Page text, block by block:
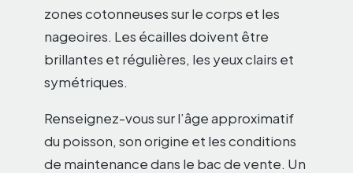
zones cotonneuses sur le corps et les
nageoires. Les écailles doivent être
brillantes et régulières, les yeux clairs et
symétriques.
Renseignez-vous sur l’âge approximatif
du poisson, son origine et les conditions
de maintenance dans le bac de vente. Un